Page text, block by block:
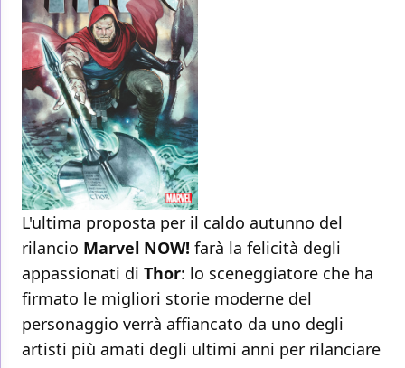
L'ultima proposta per il caldo autunno del
rilancio Marvel NOW! farà la felicità degli
appassionati di Thor: lo sceneggiatore che ha
firmato le migliori storie moderne del
personaggio verrà affiancato da uno degli
artisti più amati degli ultimi anni per rilanciare